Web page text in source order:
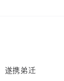
遂携弟迁